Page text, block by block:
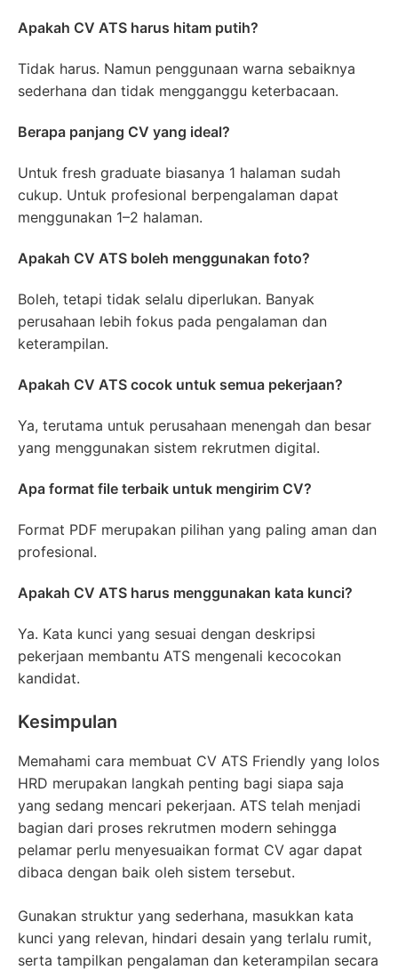
Apakah CV ATS harus hitam putih?
Tidak harus. Namun penggunaan warna sebaiknya
sederhana dan tidak mengganggu keterbacaan.
Berapa panjang CV yang ideal?
Untuk fresh graduate biasanya 1 halaman sudah
cukup. Untuk profesional berpengalaman dapat
menggunakan 1–2 halaman.
Apakah CV ATS boleh menggunakan foto?
Boleh, tetapi tidak selalu diperlukan. Banyak
perusahaan lebih fokus pada pengalaman dan
keterampilan.
Apakah CV ATS cocok untuk semua pekerjaan?
Ya, terutama untuk perusahaan menengah dan besar
yang menggunakan sistem rekrutmen digital.
Apa format file terbaik untuk mengirim CV?
Format PDF merupakan pilihan yang paling aman dan
profesional.
Apakah CV ATS harus menggunakan kata kunci?
Ya. Kata kunci yang sesuai dengan deskripsi
pekerjaan membantu ATS mengenali kecocokan
kandidat.
Kesimpulan
Memahami cara membuat CV ATS Friendly yang lolos
HRD merupakan langkah penting bagi siapa saja
yang sedang mencari pekerjaan. ATS telah menjadi
bagian dari proses rekrutmen modern sehingga
pelamar perlu menyesuaikan format CV agar dapat
dibaca dengan baik oleh sistem tersebut.
Gunakan struktur yang sederhana, masukkan kata
kunci yang relevan, hindari desain yang terlalu rumit,
serta tampilkan pengalaman dan keterampilan secara